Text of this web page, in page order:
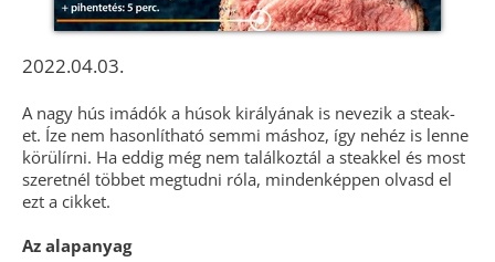
2022.04.03.
A nagy hús imádók a húsok királyának is nevezik a steak-
et. Íze nem hasonlítható semmi máshoz, így nehéz is lenne
körülírni. Ha eddig még nem találkoztál a steakkel és most
szeretnél többet megtudni róla, mindenképpen olvasd el
ezt a cikket.
Az alapanyag